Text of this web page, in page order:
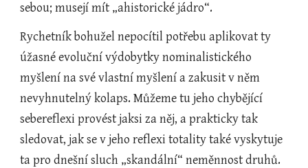
sebou; musejí mít „ahistorické jádro“.
Rychetník bohužel nepocítil potřebu aplikovat ty
úžasné evoluční výdobytky nominalistického
myšlení na své vlastní myšlení a zakusit v něm
nevyhnutelný kolaps. Můžeme tu jeho chybějící
sebereflexi provést jaksi za něj, a prakticky tak
sledovat, jak se v jeho reflexi totality také vyskytuje
ta pro dnešní sluch „skandální“ neměnnost druhů.